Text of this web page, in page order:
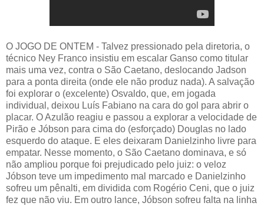
O JOGO DE ONTEM - Talvez pressionado pela diretoria, o
técnico Ney Franco insistiu em escalar Ganso como titular
mais uma vez, contra o São Caetano, deslocando Jadson
para a ponta direita (onde ele não produz nada). A salvação
foi explorar o (excelente) Osvaldo, que, em jogada
individual, deixou Luís Fabiano na cara do gol para abrir o
placar. O Azulão reagiu e passou a explorar a velocidade de
Pirão e Jóbson para cima do (esforçado) Douglas no lado
esquerdo do ataque. E eles deixaram Danielzinho livre para
empatar. Nesse momento, o São Caetano dominava, e só
não ampliou porque foi prejudicado pelo juiz: o veloz
Jóbson teve um impedimento mal marcado e Danielzinho
sofreu um pênalti, em dividida com Rogério Ceni, que o juiz
fez que não viu. Em outro lance, Jóbson sofreu falta na linha